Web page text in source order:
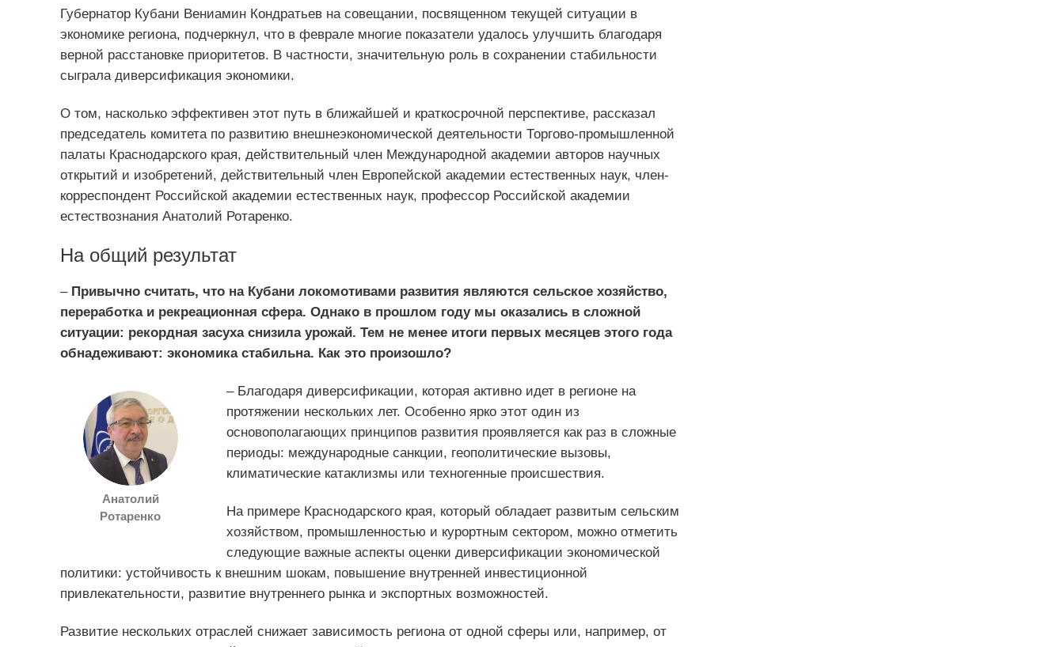
Губернатор Кубани Вениамин Кондратьев на совещании, посвященном текущей ситуации в
экономике региона, подчеркнул, что в феврале многие показатели удалось улучшить благодаря
верной расстановке приоритетов. В частности, значительную роль в сохранении стабильности
сыграла диверсификация экономики.
О том, насколько эффективен этот путь в ближайшей и краткосрочной перспективе, рассказал
председатель комитета по развитию внешнеэкономической деятельности Торгово-промышленной
палаты Краснодарского края, действительный член Международной академии авторов научных
открытий и изобретений, действительный член Европейской академии естественных наук, член-
корреспондент Российской академии естественных наук, профессор Российской академии
естествознания Анатолий Ротаренко.
На общий результат
–Привычно считать, что на Кубани локомотивами развития являются сельское хозяйство,
переработка и рекреационная сфера. Однако в прошлом году мы оказались в сложной
ситуации: рекордная засуха снизила урожай. Тем не менее итоги первых месяцев этого года
обнадеживают: экономика стабильна. Как это произошло?
Анатолий
Ротаренко
– Благодаря диверсификации, которая активно идет в регионе на
протяжении нескольких лет. Особенно ярко этот один из
основополагающих принципов развития проявляется как раз в сложные
периоды: международные санкции, геополитические вызовы,
климатические катаклизмы или техногенные происшествия.
На примере Краснодарского края, который обладает развитым сельским
хозяйством, промышленностью и курортным сектором, можно отметить
следующие важные аспекты оценки диверсификации экономической
политики: устойчивость к внешним шокам, повышение внутренней инвестиционной
привлекательности, развитие внутреннего рынка и экспортных возможностей.
Развитие нескольких отраслей снижает зависимость региона от одной сферы или, например, от